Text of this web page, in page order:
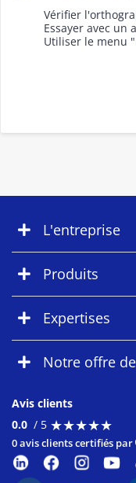
Vérifier
Essayer avec un
Utiliser le menu
L'entreprise
Produits
Expertises
Notre offre
Avis clients
0.0 / 5 ★★★★★
★★★★★
0 avis clients certifiés par